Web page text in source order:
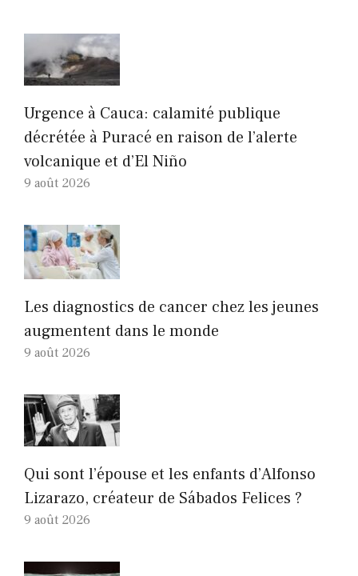
Urgence à Cauca: calamité publique
décrétée à Puracé en raison de l’alerte
volcanique et d’El Niño
9 août 2026
Les diagnostics de cancer chez les jeunes
augmentent dans le monde
9 août 2026
Qui sont l’épouse et les enfants d’Alfonso
Lizarazo, créateur de Sábados Felices ?
9 août 2026